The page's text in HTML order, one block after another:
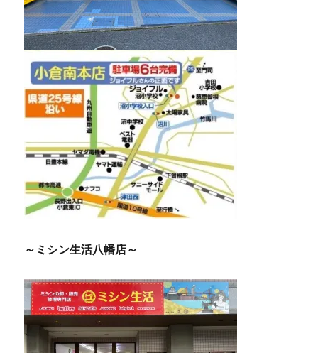
～ミシン生活八幡店～